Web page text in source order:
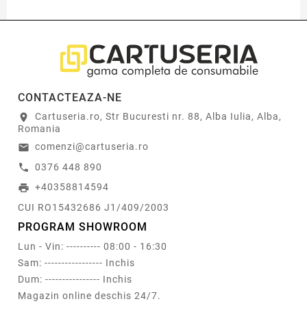
CONTACTEAZA-NE
location_on
Cartuseria.ro, Str Bucuresti nr. 88, Alba Iulia, Alba,
Romania
email comenzi@cartuseria.ro
call 0376 448 890
print +40358814594
CUI RO15432686 J1/409/2003
PROGRAM SHOWROOM
Lun - Vin: ---------- 08:00 - 16:30
Sam: ----------------- Inchis
Dum: ---------------- Inchis
Magazin online deschis 24/7.